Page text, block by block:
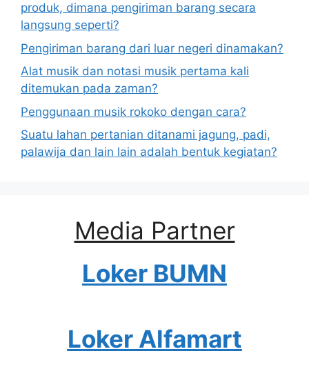
produk, dimana pengiriman barang secara
langsung seperti?
Pengiriman barang dari luar negeri dinamakan?
Alat musik dan notasi musik pertama kali
ditemukan pada zaman?
Penggunaan musik rokoko dengan cara?
Suatu lahan pertanian ditanami jagung, padi,
palawija dan lain lain adalah bentuk kegiatan?
Media Partner
Loker BUMN
Loker Alfamart